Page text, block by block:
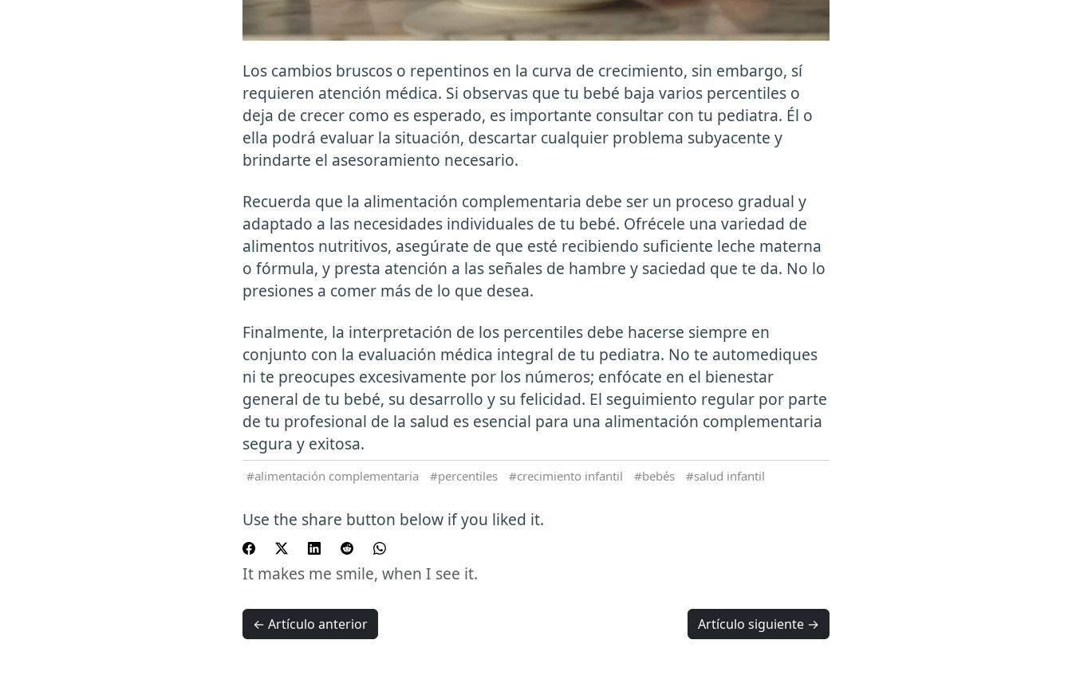
Los cambios bruscos o repentinos en la curva de crecimiento, sin embargo, sí
requieren atención médica. Si observas que tu bebé baja varios percentiles o
deja de crecer como es esperado, es importante consultar con tu pediatra. Él o
ella podrá evaluar la situación, descartar cualquier problema subyacente y
brindarte el asesoramiento necesario.
Recuerda que la alimentación complementaria debe ser un proceso gradual y
adaptado a las necesidades individuales de tu bebé. Ofrécele una variedad de
alimentos nutritivos, asegúrate de que esté recibiendo suficiente leche materna
o fórmula, y presta atención a las señales de hambre y saciedad que te da. No lo
presiones a comer más de lo que desea.
Finalmente, la interpretación de los percentiles debe hacerse siempre en
conjunto con la evaluación médica integral de tu pediatra. No te automediques
ni te preocupes excesivamente por los números; enfócate en el bienestar
general de tu bebé, su desarrollo y su felicidad. El seguimiento regular por parte
de tu profesional de la salud es esencial para una alimentación complementaria
segura y exitosa.
alimentación complementaria percentiles crecimiento infantil bebés salud infantil
Use the share button below if you liked it.
It makes me smile, when I see it.
← Artículo anterior Artículo siguiente →